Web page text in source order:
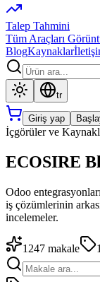
Talep Tahmini
Tüm Araçları
BlogKaynaklar
tr
Giriş yap
İçgörüler ve
ECOSIRE
Odoo
iş çözümlerinin
incelemeler.
1247 makale